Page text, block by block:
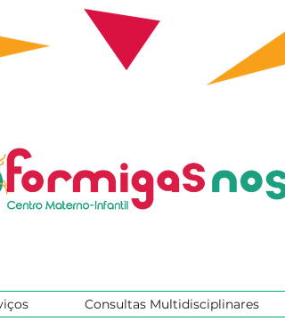
Consultas Multidisciplinares